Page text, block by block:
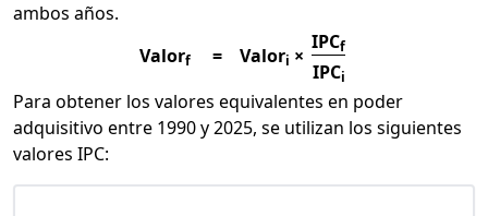
ambos años.
Valorf = Valori ×
IPCf
IPCi
Para obtener los valores equivalentes en poder
adquisitivo entre 1990 y 2025, se utilizan los siguientes
valores IPC: